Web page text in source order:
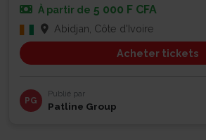
À partir de 5 000 F CFA
Abidjan, Côte d'Ivoire
Acheter tickets
PG
Publié par
Patline Group